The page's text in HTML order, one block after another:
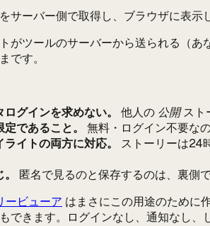
サーバー側で取得し、ブラウザに表示
がツールのサーバーから送られる（
です。
グインを求めない。
他人の 公開スト
であること。
無料・ログイン不要な
イトの両方に対応。
ストーリーは24
匿名で見るのと保存するのは、裏側
ービューア はまさにこの用途のために
できます。ログインなし、通知なし、